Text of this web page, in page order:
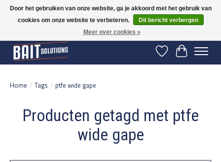
Gratis verzending vanaf 50 euro binnen NL | Op voorraad binnen 2-5 werkdagen
verzonden | België vanaf 70 euro gratis verzonden
Verlanglijst
Home / Tags / ptfe wide gape
Producten getagd met ptfe
wide gape
Door het gebruiken van onze website, ga je akkoord met het gebruik van
cookies om onze website te verbeteren.
Dit bericht verbergen
Meer over cookies »